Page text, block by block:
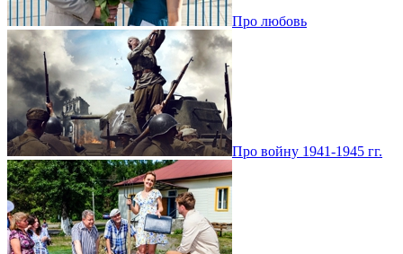
Про любовь
Про войну 1941-1945 гг.